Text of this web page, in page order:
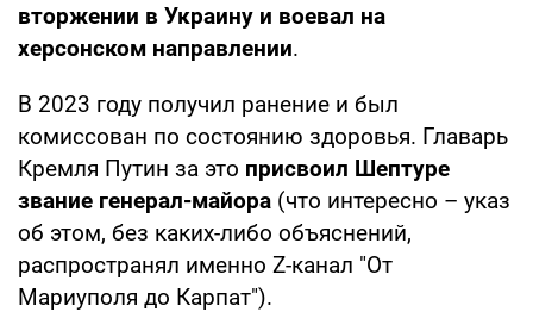
вторжении в Украину и воевал на
херсонском направлении.
В 2023 году получил ранение и был
комиссован по состоянию здоровья. Главарь
Кремля Путин за это присвоил Шептуре
звание генерал-майора (что интересно – указ
об этом, без каких-либо объяснений,
распространял именно Z-канал "От
Мариуполя до Карпат").